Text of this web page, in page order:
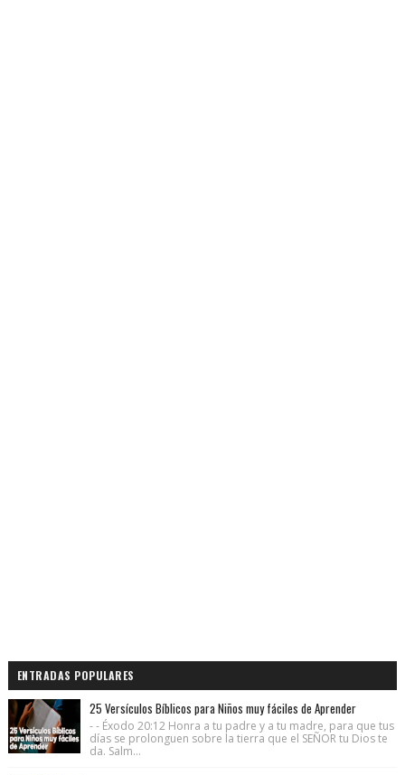
ENTRADAS POPULARES
25 Versículos Bíblicos para Niños muy fáciles de Aprender
- - Éxodo 20:12 Honra a tu padre y a tu madre, para que tus
días se prolonguen sobre la tierra que el SEÑOR tu Dios te
da. Salm...